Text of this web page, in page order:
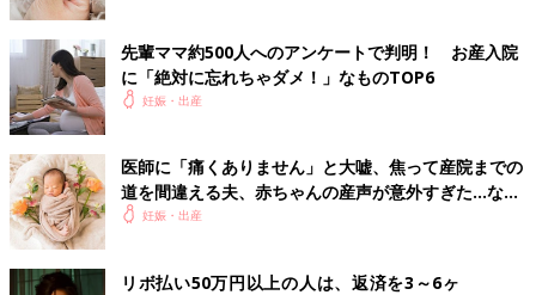
先輩ママ約500人へのアンケートで判明！ お産入院
に「絶対に忘れちゃダメ！」なものTOP6
妊娠・出産
医師に「痛くありません」と大嘘、焦って産院までの
道を間違える夫、赤ちゃんの産声が意外すぎた…など
など。出産爆笑エピソード
妊娠・出産
リボ払い50万円以上の人は、返済を3～6ヶ